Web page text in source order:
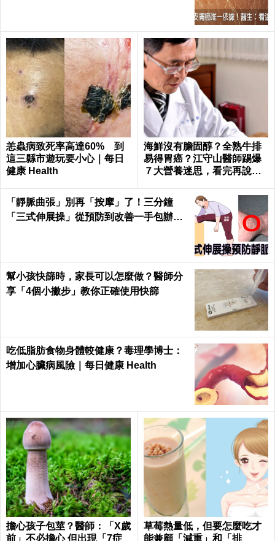
恙蟲病致死率高達60% 到
這三縣市遊玩要小心｜每日
健康 Health
海鮮沒有膽固醇？全熟牛排
易得胃癌？江守山醫師踢爆
７大營養迷思，看完再說你
「靜脈曲張」別再「按摩」了！三分鐘
「三式伸展操」從預防到改善一手包辦｜
幫小孩快篩時，家長可以怎麼做？醫師分
享「4個小撇步」教你正確使用快篩
吃低脂肪食物身體較健康？毒理學博士：
增加心臟病風險｜每日健康 Health
擔心孩子包莖？醫師：「X歲
前」不必擔心 但出現「7症
草莓熱量低，但要怎麼吃才
能兼顧「減重」和「排